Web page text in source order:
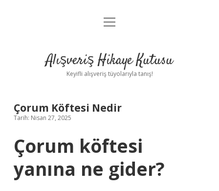
Anasayfa
Yasal Uyarı
menüyü
Alışveriş Hikaye Kutusu
Keyifli alışveriş tüyolarıyla tanış!
Çorum Köftesi Nedir
Tarih: Nisan 27, 2025
Çorum köftesi
yanına ne gider?